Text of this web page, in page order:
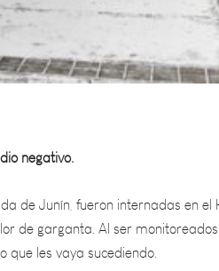
fueron internadas en el
garganta. Al ser monitoreados
les vaya sucediendo.